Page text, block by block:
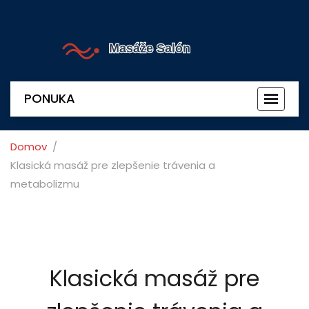
PONUKA
Domov
Klasická masáž pre zlepšenie trávenia a
metabolizmu
Klasická masáž pre